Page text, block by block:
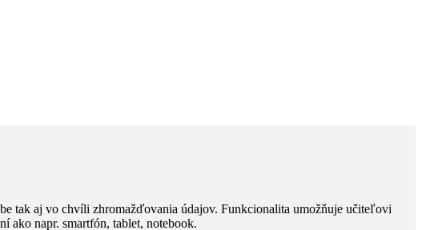
tak aj vo chvíli zhromažďovania údajov. Funkcionalita umožňuje učiteľovi
ako napr. smartfón, tablet, notebook.